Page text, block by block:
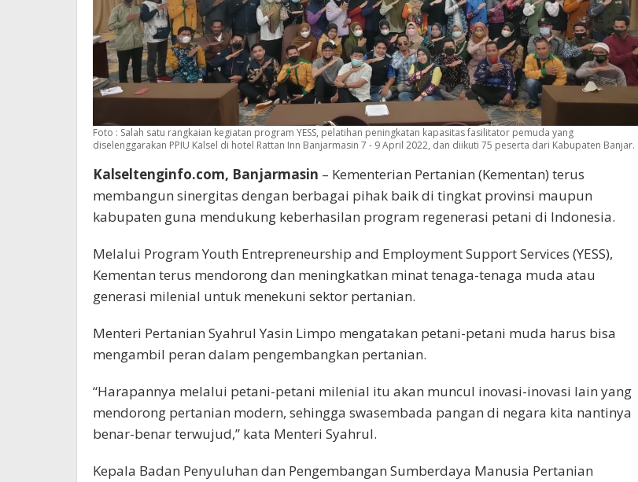
Foto : Salah satu rangkaian kegiatan program YESS, pelatihan peningkatan kapasitas fasilitator pemuda yang
diselenggarakan PPIU Kalsel di hotel Rattan Inn Banjarmasin 7 - 9 April 2022, dan diikuti 75 peserta dari Kabupaten Banjar.
Kalseltenginfo.com, Banjarmasin – Kementerian Pertanian (Kementan) terus
membangun sinergitas dengan berbagai pihak baik di tingkat provinsi maupun
kabupaten guna mendukung keberhasilan program regenerasi petani di Indonesia.
Melalui Program Youth Entrepreneurship and Employment Support Services (YESS),
Kementan terus mendorong dan meningkatkan minat tenaga-tenaga muda atau
generasi milenial untuk menekuni sektor pertanian.
Menteri Pertanian Syahrul Yasin Limpo mengatakan petani-petani muda harus bisa
mengambil peran dalam pengembangkan pertanian.
“Harapannya melalui petani-petani milenial itu akan muncul inovasi-inovasi lain yang
mendorong pertanian modern, sehingga swasembada pangan di negara kita nantinya
benar-benar terwujud,” kata Menteri Syahrul.
Kepala Badan Penyuluhan dan Pengembangan Sumberdaya Manusia Pertanian